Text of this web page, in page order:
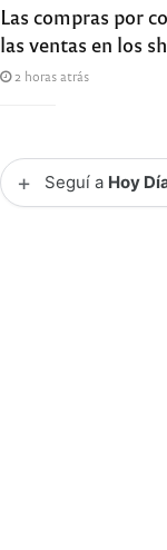
Las compras por
las ventas en los
2 horas atrás
+ Seguí a Hoy